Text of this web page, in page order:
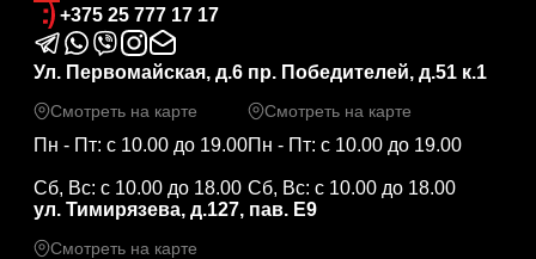
+375 25 777 17 17
Ул. Первомайская, д.6
Смотреть на карте
Пн - Пт: с 10.00 до 19.00
Сб, Вс: с 10.00 до 18.00
пр. Победителей, д.51 к.1
Смотреть на карте
Пн - Пт: с 10.00 до 19.00
Сб, Вс: с 10.00 до 18.00
ул. Тимирязева, д.127, пав. Е9
Смотреть на карте